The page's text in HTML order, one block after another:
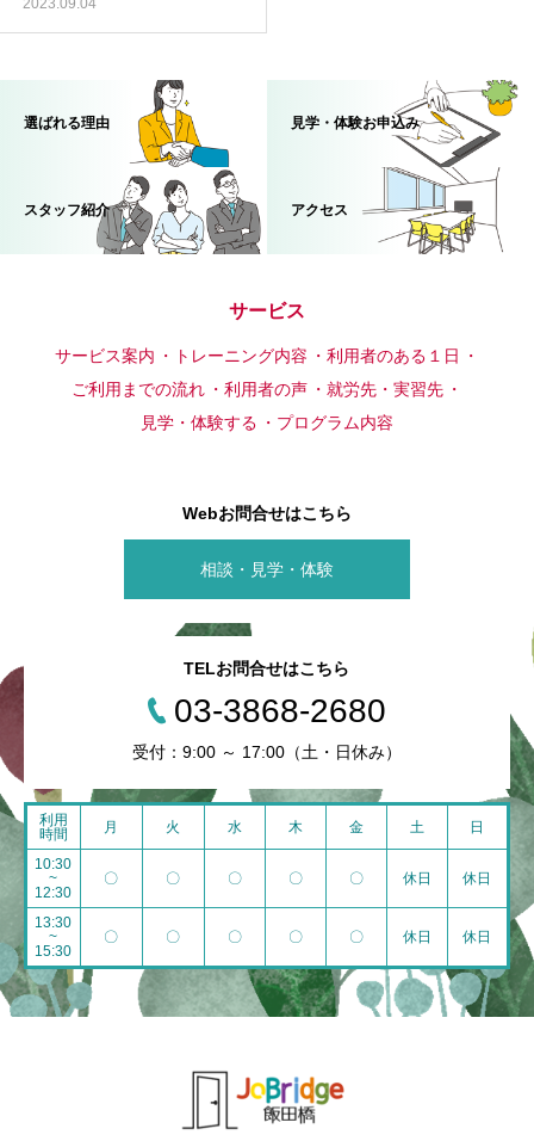
2023.09.04
選ばれる理由 見学・体験お申込み
スタッフ紹介 アクセス
サービス
サービス案内 トレーニング内容
利用者のある１日
ご利用までの流れ
利用者の声
就労先・実習先
見学・体験する
プログラム内容
Webお問合せはこちら
相談・見学・体験
TELお問合せはこちら
03-3868-2680
受付：9:00 ～ 17:00（土・日休み）
利用
時間
月 火 水 木 金 土 日
10:30
~
12:30
〇 〇 〇 〇 〇 休日 休日
13:30
~
15:30
〇 〇 〇 〇 〇 休日 休日